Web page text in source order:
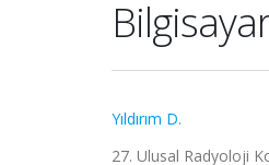
Yıldırım D.
27. Ulusal Radyoloji